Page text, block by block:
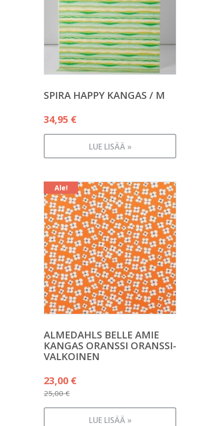
SPIRA HAPPY KANGAS / M
34,95 €
LUE LISÄÄ »
Ale!
ALMEDAHLS BELLE AMIE
KANGAS ORANSSI ORANSSI-
VALKOINEN
25,00€
Alkuperäinen
hinta
oli:
23,00 €
Nykyinen
LUE LISÄÄ »